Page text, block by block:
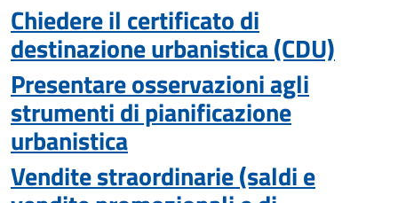
Chiedere il certificato di
destinazione urbanistica (CDU)
Presentare osservazioni agli
strumenti di pianificazione
urbanistica
Vendite straordinarie (saldi e